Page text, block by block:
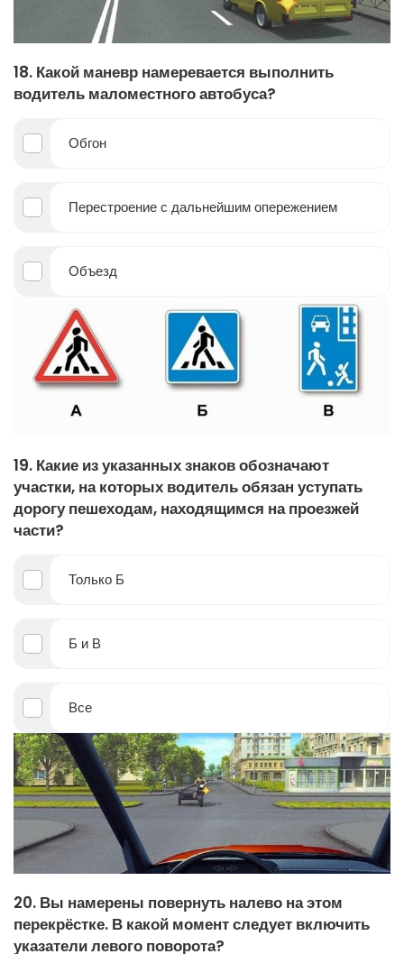
18. Какой маневр намеревается выполнить
водитель маломестного автобуса?
Обгон
Перестроение с дальнейшим опережением
Объезд
19. Какие из указанных знаков обозначают
участки, на которых водитель обязан уступать
дорогу пешеходам, находящимся на проезжей
части?
Только Б
Б и В
Все
20. Вы намерены повернуть налево на этом
перекрёстке. В какой момент следует включить
указатели левого поворота?